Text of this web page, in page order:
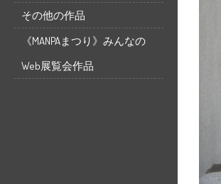
その他の作品
《MANPAまつり》みんなの
Web展覧会作品